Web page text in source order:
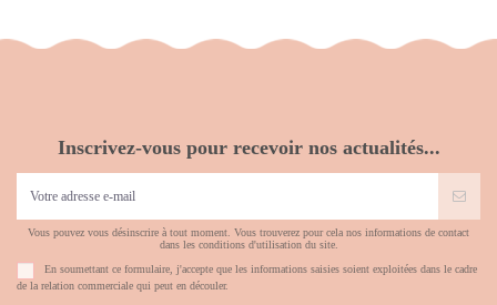
Inscrivez-vous pour recevoir nos actualités...
Vous pouvez vous désinscrire à tout moment. Vous trouverez pour cela nos informations de contact
dans les conditions d'utilisation du site.
En soumettant ce formulaire, j'accepte que les informations saisies soient exploitées dans le cadre
de la relation commerciale qui peut en découler.